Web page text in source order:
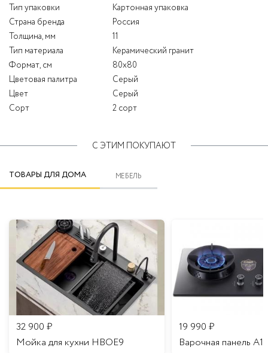
Тип упаковки
Картонная упаковка
Страна бренда
Россия
Толщина, мм
11
Тип материала
Керамический гранит
Формат, см
80x80
Цветовая палитра
Серый
Цвет
Серый
Сорт
2 сорт
С ЭТИМ ПОКУПАЮТ
ТОВАРЫ ДЛЯ ДОМА МЕБЕЛЬ
32 900 ₽
Мойка для кухни HBOE9
19 990 ₽
Варочная панель A16